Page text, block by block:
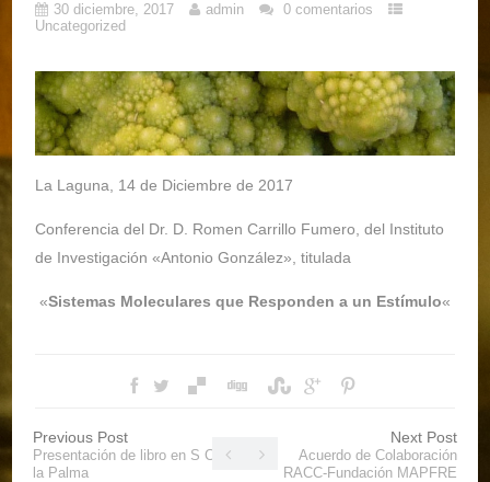
30 diciembre, 2017 admin
0 comentarios
Uncategorized
La Laguna, 14 de Diciembre de 2017
Conferencia del Dr. D. Romen Carrillo Fumero, del Instituto
de Investigación «Antonio González», titulada
«Sistemas Moleculares que Responden a un Estímulo«
Previous Post
Presentación de libro en S C de
la Palma
Next Post
Acuerdo de Colaboración
RACC-Fundación MAPFRE